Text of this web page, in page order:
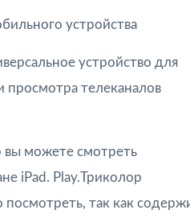
устройства
устройство для
телеканалов
можете смотреть
iPad. Play.Триколор
так как